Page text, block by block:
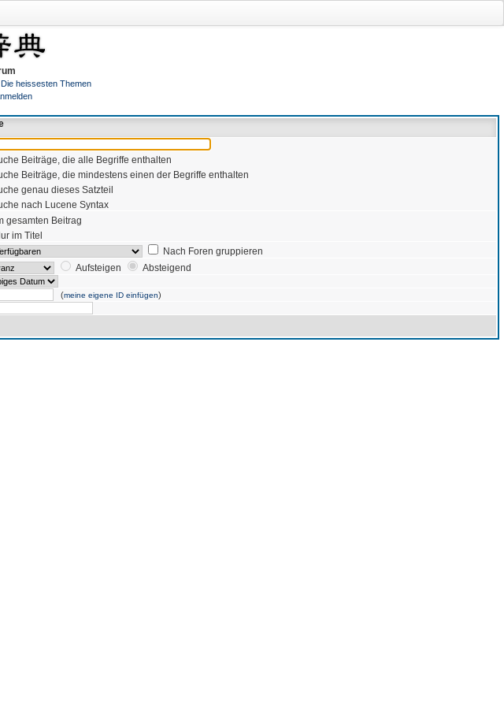
Die heissesten Themen
Beiträge, die alle Begriffe enthalten
Beiträge, die mindestens einen der Begriffe enthalten
genau dieses Satzteil
nach Lucene Syntax
gesamten Beitrag
im Titel
Nach Foren gruppieren
Aufsteigen
Absteigend
(meine eigene ID einfügen)